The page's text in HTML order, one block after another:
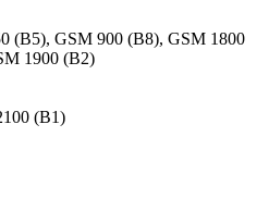
(B5), GSM 900 (B8), GSM 1800
1900 (B2)
(B1)